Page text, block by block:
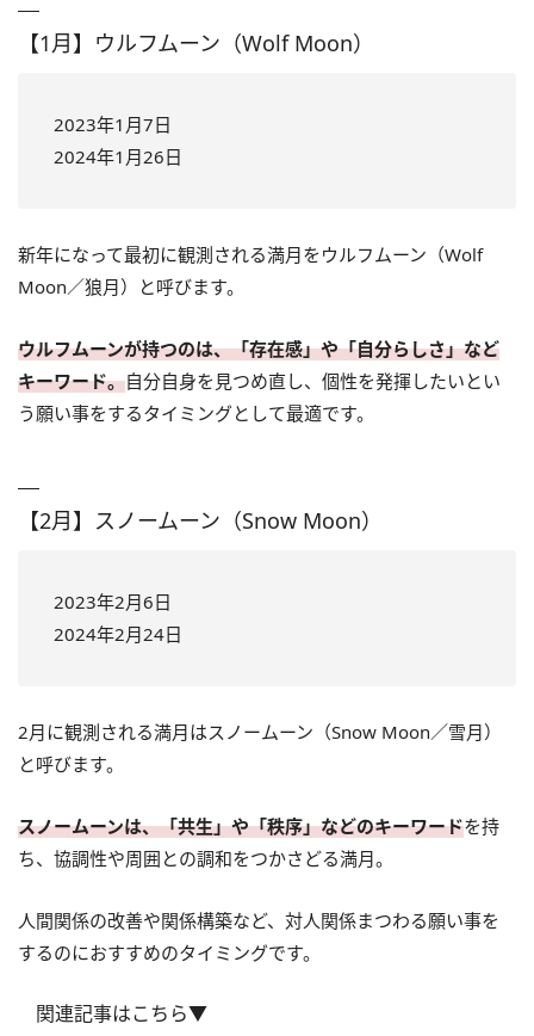
【1月】ウルフムーン（Wolf Moon）
2023年1月7日
2024年1月26日
新年になって最初に観測される満月をウルフムーン（Wolf
Moon／狼月）と呼びます。
ウルフムーンが持つのは、「存在感」や「自分らしさ」など
キーワード。自分自身を見つめ直し、個性を発揮したいとい
う願い事をするタイミングとして最適です。
【2月】スノームーン（Snow Moon）
2023年2月6日
2024年2月24日
2月に観測される満月はスノームーン（Snow Moon／雪月）
と呼びます。
スノームーンは、「共生」や「秩序」などのキーワードを持
ち、協調性や周囲との調和をつかさどる満月。
人間関係の改善や関係構築など、対人関係まつわる願い事を
するのにおすすめのタイミングです。
関連記事はこちら▼